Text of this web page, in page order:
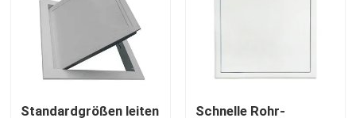
Aluminiumabdeckplatte
Stahlabdeckplatte
Trockenmauerzusätze
Standardgrößen leiten Schnelle Rohr-